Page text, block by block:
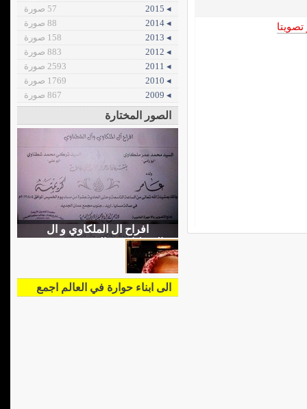
تصويتا
◂ 2015
57 صورة
◂ 2014
88 صورة
◂ 2013
158 صورة
◂ 2012
883 صورة
◂ 2011
2593 صورة
◂ 2010
1769 صورة
◂ 2009
867 صورة
الصور المختارة
افراح ال الملكاوي و ال
الشطناوي و السيد محمد عمر
ملكاوي (ابو رامي) و السيد تركي
محمد شطناوي (ابو علي)
الى ابناء حوارة في العالم اجمع